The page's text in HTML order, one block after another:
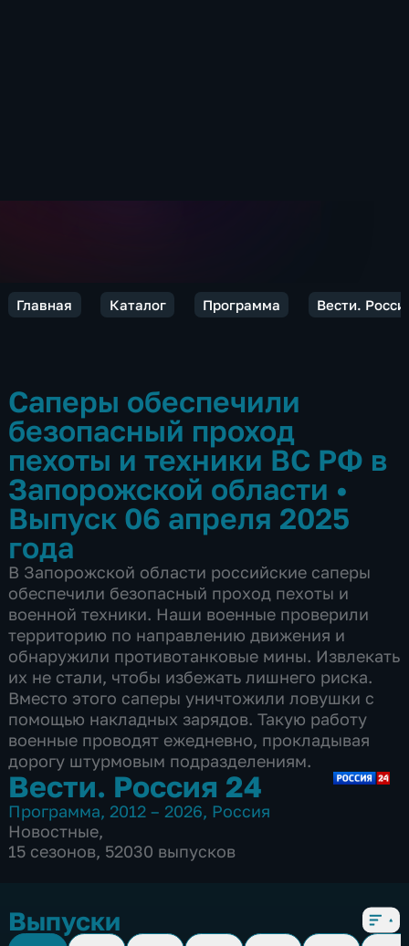
Главная Каталог Программа Вести.
Саперы обеспечили
безопасный проход
пехоты и техники ВС РФ в
Запорожской области •
Выпуск 06 апреля 2025
года
В Запорожской области российские саперы
обеспечили безопасный проход пехоты и
военной техники. Наши военные проверили
территорию по направлению движения и
обнаружили противотанковые мины. Извлекать
их не стали, чтобы избежать лишнего риска.
Вместо этого саперы уничтожили ловушки с
помощью накладных зарядов. Такую работу
военные проводят ежедневно, прокладывая
дорогу штурмовым подразделениям.
Вести. Россия 24
Программа, 2012 – 2026, Россия
Новостные,
15 сезонов, 52030 выпусков
Выпуски